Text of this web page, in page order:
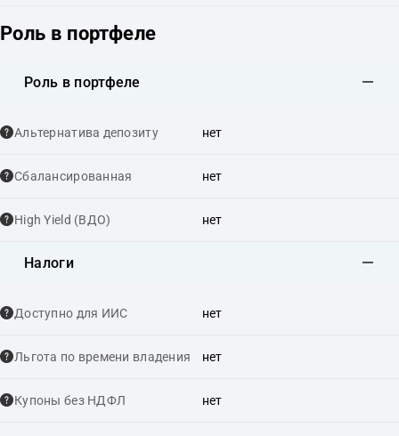
Роль в портфеле
Роль в портфеле
Альтернатива депозиту нет
Сбалансированная нет
High Yield (ВДО) нет
Налоги
Доступно для ИИС нет
Льгота по времени владения нет
Купоны без НДФЛ нет